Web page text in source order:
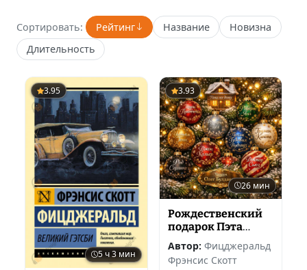
Сортировать: Рейтинг Название
Новизна
Длительность
3.95
5 ч 3 мин
3.93
26 мин
Рождественский
подарок Пэта
Хобби
Автор: Фицджеральд
Фрэнсис Скотт